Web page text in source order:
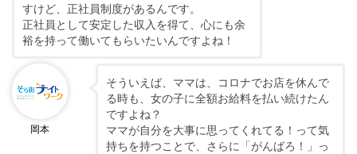
すけど、正社員制度があるんです。
正社員として安定した収入を得て、心にも余
裕を持って働いてもらいたいんですよね！
岡本
そういえば、ママは、コロナでお店を休んで
る時も、女の子に全額お給料を払い続けたん
ですよね？
ママが自分を大事に思ってくれてる！って気
持ちを持つことで、さらに「がんばろ！」っ